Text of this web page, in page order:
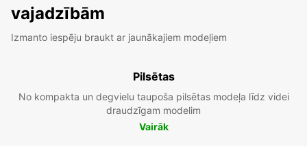
vajadzībām
Izmanto iespēju braukt ar jaunākajiem modeļiem
Pilsētas
No kompakta un degvielu taupoša pilsētas modeļa līdz videi
draudzīgam modelim
Vairāk